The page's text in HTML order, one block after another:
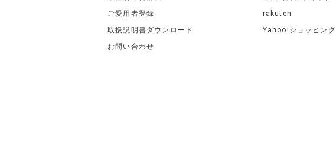
ご愛用者登録
取扱説明書ダウンロード
お問い合わせ
rakuten
Yahoo!ショッピング